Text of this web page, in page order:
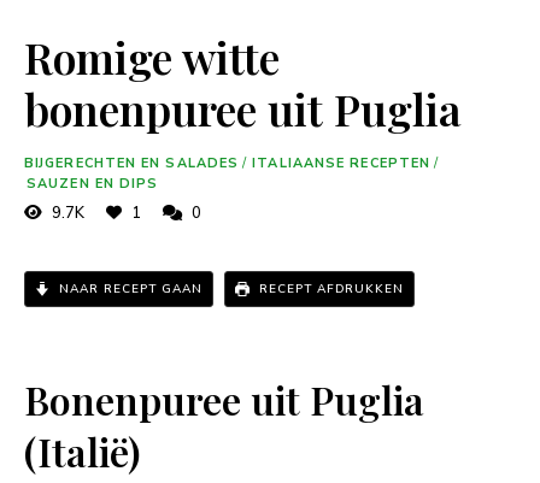
Romige witte
bonenpuree uit Puglia
BIJGERECHTEN EN SALADES / ITALIAANSE RECEPTEN /
SAUZEN EN DIPS
9.7K 1 0
NAAR RECEPT GAAN RECEPT AFDRUKKEN
Bonenpuree uit Puglia
(Italië)